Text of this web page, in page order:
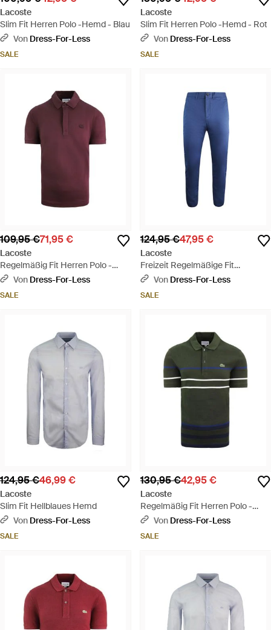
Lacoste
Slim Fit Herren Polo -Hemd - Blau
Von Dress-For-Less
SALE
Lacoste
Slim Fit Herren Polo -Hemd - Rot
Von Dress-For-Less
SALE
109,95 €71,95 €
Lacoste
Regelmäßig Fit Herren Polo -
Hemd - Rot
Von Dress-For-Less
SALE
124,95 €47,95 €
Lacoste
Freizeit Regelmäßige Fit
Herrenblaue Hosen
Von Dress-For-Less
SALE
124,95 €46,99 €
Lacoste
Slim Fit Hellblaues Hemd
Von Dress-For-Less
SALE
130,95 €42,95 €
Lacoste
Regelmäßig Fit Herren Polo -
Hemd - Grün
Von Dress-For-Less
SALE